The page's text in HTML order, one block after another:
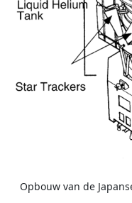
Opbouw van de